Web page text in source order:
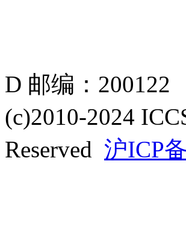
D 邮编：
(c)2010-2024
Reserved 沪ICP